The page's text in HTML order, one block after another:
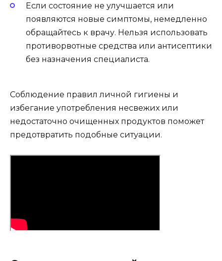
Если состояние не улучшается или
появляются новые симптомы, немедленно
обращайтесь к врачу. Нельзя использовать
противорвотные средства или антисептики
без назначения специалиста.
Соблюдение правил личной гигиены и
избегание употребления несвежих или
недостаточно очищенных продуктов поможет
предотвратить подобные ситуации.